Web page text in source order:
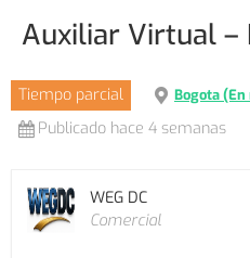
Auxiliar Virtual –
Tiempo parcial Bogota
Publicado hace 4 semanas
WEG DC
Comercial